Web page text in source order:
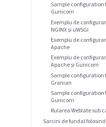
Sample configuration
Gunicorn
Exemplu de
NGINX și uWSGI
Exemplu de
Apache
Exemplu de
Apache și Gunicorn
Sample configuration
Granian
Sample configuration
Gunicorn
Rularea Weblate sub
Sarcini de fundal